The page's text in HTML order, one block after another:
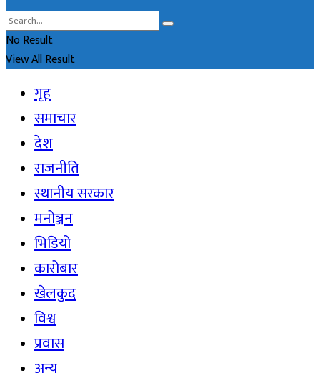
No Result
View All Result
गृह
समाचार
देश
राजनीति
स्थानीय सरकार
मनोञ्जन
भिडियो
कारोबार
खेलकुद
विश्व
प्रवास